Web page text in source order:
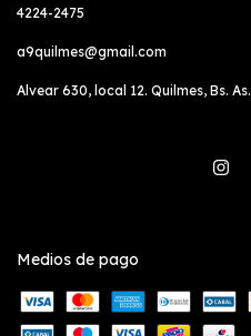
4224-2475
a9quilmes@gmail.com
Alvear 630, local 12. Quilmes, Bs. As.
Medios de pago